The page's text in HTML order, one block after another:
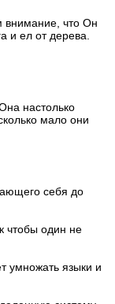
внимание, что Он
и ел от дерева.
настолько
мало они
себя до
чтобы один не
умножать языки и